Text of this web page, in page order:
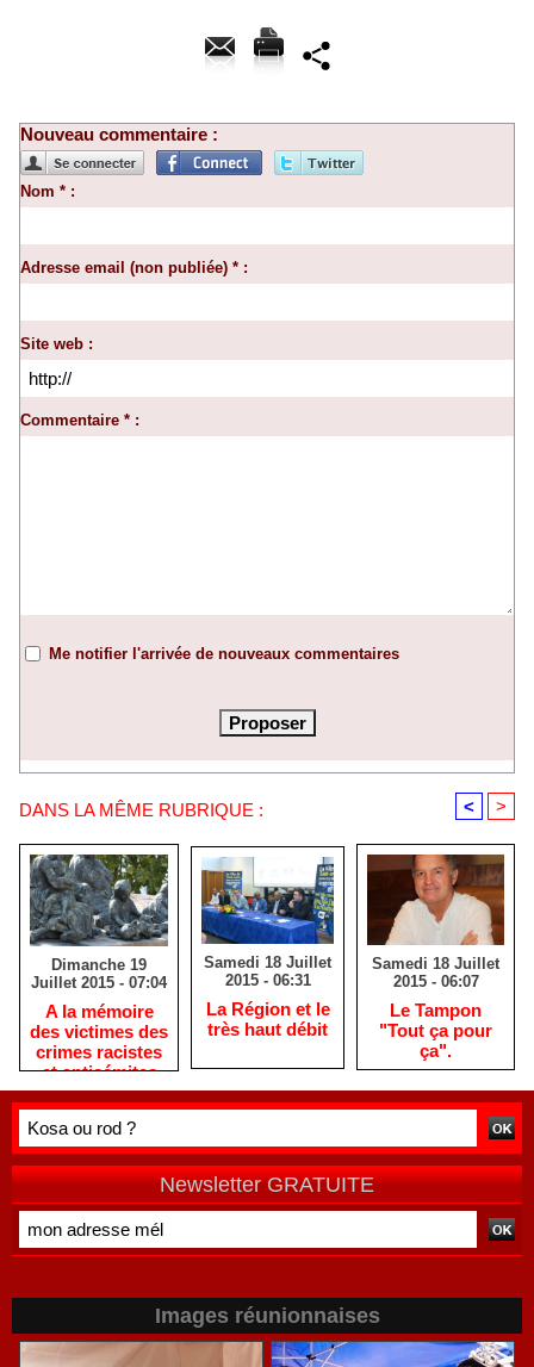
Nouveau commentaire :
Nom * :
Adresse email (non publiée) * :
Site web :
Commentaire * :
Me notifier l'arrivée de nouveaux commentaires
DANS LA MÊME RUBRIQUE : < >
Dimanche 19
Juillet 2015 - 07:04
A la mémoire
des victimes des
crimes racistes
et antisémites
Samedi 18 Juillet
2015 - 06:31
La Région et le
très haut débit
Samedi 18 Juillet
2015 - 06:07
Le Tampon
"Tout ça pour
ça".
Newsletter GRATUITE
Images réunionnaises